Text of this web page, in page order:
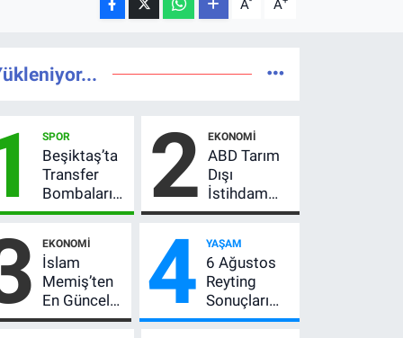
A A
SPOR
Beşiktaş’ta
Transfer
Bombaları
Peş Peşe!
Vlahovic’i
Açıkladı, 5
Yıldız Daha
Listede
2 EKONOMI
ABD Tarım
Dışı
İstihdam
Verisi Altını
Etkiler? Çok
Basit
Anlatımla
Rehber
EKONOMI
İslam
Memiş’ten
En Güncel
Altın
4 YAŞAM
6 Ağustos
Reyting
Sonuçları
Açıklandı!